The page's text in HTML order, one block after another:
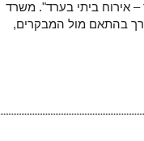
– אירוח ביתי בערד". משרד
בהתאם מול המבקרים,